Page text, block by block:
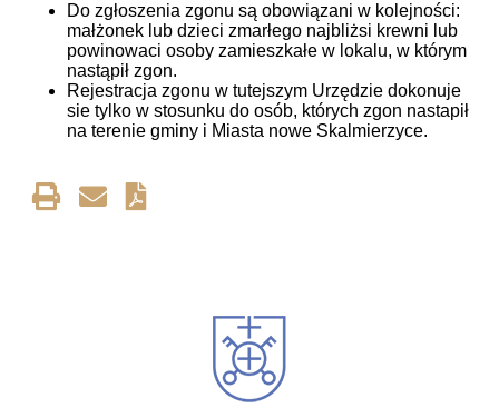
Do zgłoszenia zgonu są obowiązani w kolejności:
małżonek lub dzieci zmarłego najbliżsi krewni lub
powinowaci osoby zamieszkałe w lokalu, w którym
nastąpił zgon.
Rejestracja zgonu w tutejszym Urzędzie dokonuje
sie tylko w stosunku do osób, których zgon nastapił
na terenie gminy i Miasta nowe Skalmierzyce.